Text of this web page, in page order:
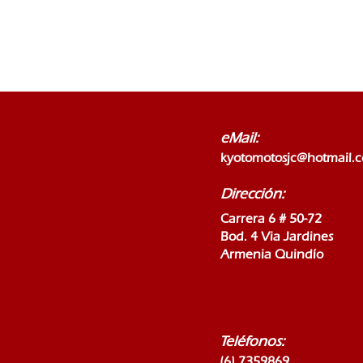
eMail:
Dirección:
Carrera 6 # 50-72
Bod. 4 Via Jardines
Armenia Quindío
Teléfonos: